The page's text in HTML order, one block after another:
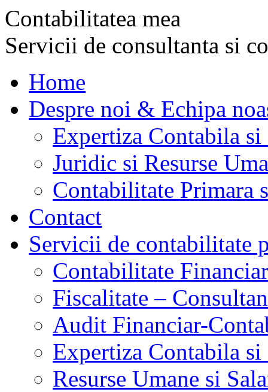
Contabilitatea mea
Servicii de consultanta si
Home
Despre noi & Echipa
Expertiza Contabila
Juridic si Resurse
Contabilitate Primara
Contact
Servicii de contabilitate
Contabilitate
Fiscalitate –
Audit Financiar-
Expertiza Contabila
Resurse Umane si